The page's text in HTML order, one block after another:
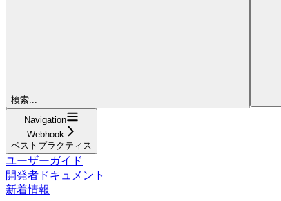
検索...
Navigation
Webhook
ベストプラクティス
ユーザーガイド
開発者ドキュメント
新着情報